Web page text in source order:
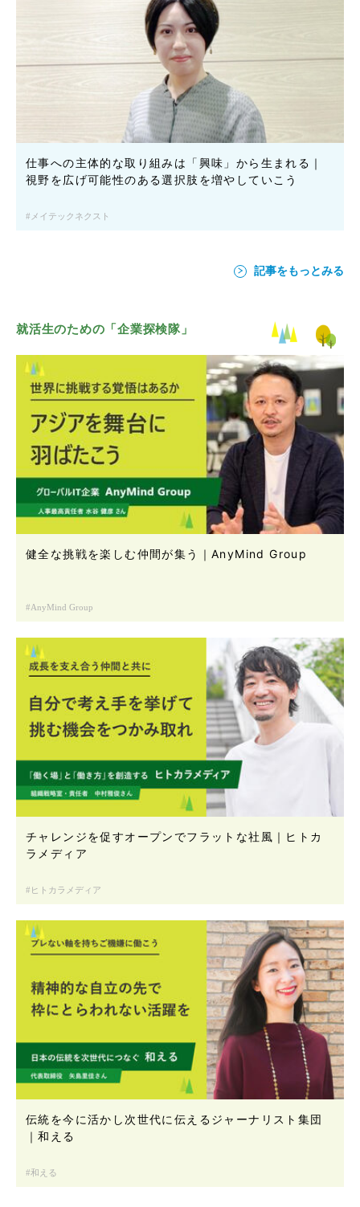
仕事への主体的な取り組みは「興味」から生まれる｜
視野を広げ可能性のある選択肢を増やしていこう
メイテックネクスト
記事をもっとみる
就活生のための「企業探検隊」
健全な挑戦を楽しむ仲間が集う｜AnyMind Group
AnyMind Group
チャレンジを促すオープンでフラットな社風｜ヒトカ
ラメディア
ヒトカラメディア
伝統を今に活かし次世代に伝えるジャーナリスト集団
｜和える
和える